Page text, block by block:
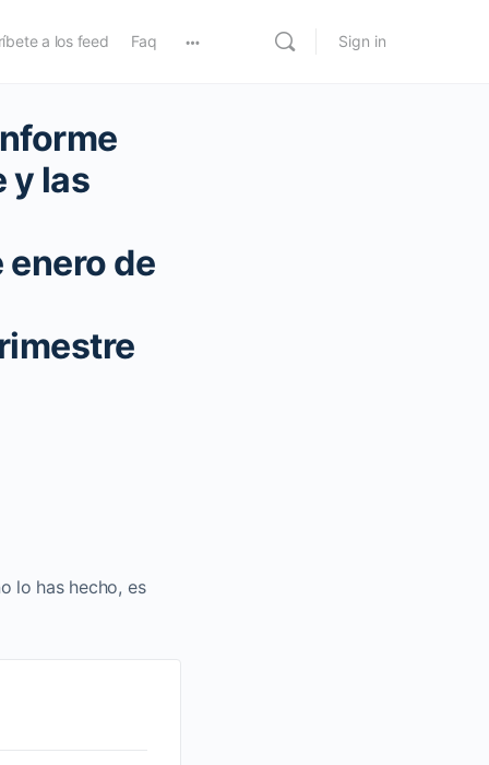
a los feed Faq Sign in
y las
de
lo has hecho, es